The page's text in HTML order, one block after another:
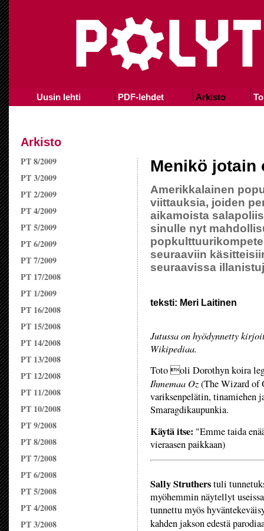
Uusin lehti PDF-lehdet Arkisto
Arkisto
PT 8/2009
PT 3/2009
PT 2/2009
PT 4/2009
PT 5/2009
PT 6/2009
PT 7/2009
PT 17/2008
PT 1/2009
PT 16/2008
PT 15/2008
PT 14/2008
PT 13/2008
PT 12/2008
PT 11/2008
PT 10/2008
PT 9/2008
PT 8/2008
PT 7/2008
PT 6/2008
PT 5/2008
PT 4/2008
PT 3/2008
Menikö jotain
Amerikkalainen
viittauksia, joiden
aikamoista
sinulle nyt
seuraaviin
seuraavissa
teksti: Meri Laitinen
Jutussa on hyödynnetty
Wikipediaa.
Toto oli Dorothyn koira
Ihmemaa Oz(The Wizard of
variksenpelätin, tinamiehen
Smaragdikaupunkia.
Käytä itse: "Emme taida
vieraasen paikkaan)
Sally Strutherstuli
myöhemmin näytellyt
tunnettu myös
kahden jakson edestä